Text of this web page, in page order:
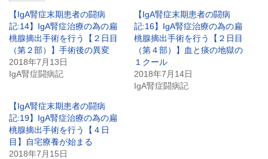
【IgA腎症末期患者の闘病
記:14】IgA腎症治療の為の扁
桃腺摘出手術を行う【２日目
（第２部）】手術後の異変
2018年7月13日
IgA腎症闘病記
【IgA腎症末期患者の闘病
記:16】IgA腎症治療の為の扁
桃腺摘出手術を行う【２日目
（第４部）】血と痰の地獄の
１クール
2018年7月14日
IgA腎症闘病記
【IgA腎症末期患者の闘病
記:19】IgA腎症治療の為の扁
桃腺摘出手術を行う【４日
目】自宅療養が始まる
2018年7月15日